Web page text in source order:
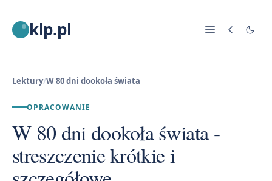
klp.pl
Lektury/W 80 dni dookoła świata
OPRACOWANIE
W 80 dni dookoła świata -
streszczenie krótkie i